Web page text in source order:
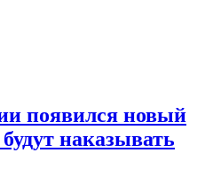
появился новый
наказывать